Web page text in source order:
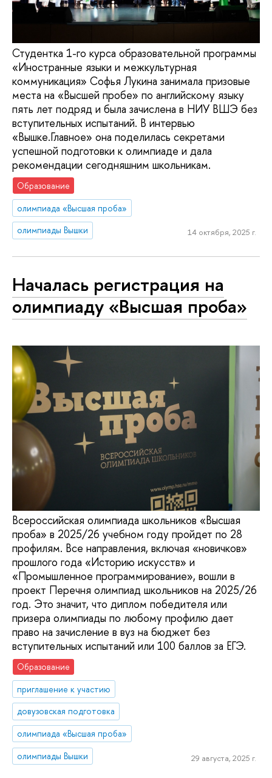
Студентка 1-го курса образовательной программы
«Иностранные языки и межкультурная
коммуникация» Софья Лукина занимала призовые
места на «Высшей пробе» по английскому языку
пять лет подряд и была зачислена в НИУ ВШЭ без
вступительных испытаний. В интервью
«Вышке.Главное» она поделилась секретами
успешной подготовки к олимпиаде и дала
рекомендации сегодняшним школьникам.
Образование
олимпиада «Высшая проба»
олимпиады Вышки
14 октября, 2025 г.
Началась регистрация на
олимпиаду «Высшая проба»
Всероссийская олимпиада школьников «Высшая
проба» в 2025/26 учебном году пройдет по 28
профилям. Все направления, включая «новичков»
прошлого года «Историю искусств» и
«Промышленное программирование», вошли в
проект Перечня олимпиад школьников на 2025/26
год. Это значит, что диплом победителя или
призера олимпиады по любому профилю дает
право на зачисление в вуз на бюджет без
вступительных испытаний или 100 баллов за ЕГЭ.
Образование
приглашение к участию
довузовская подготовка
олимпиада «Высшая проба»
олимпиады Вышки
29 августа, 2025 г.